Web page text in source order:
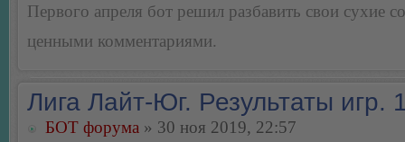
Первого апреля бот решил разбавить свои сухие
ценными комментариями.
Лига Лайт-Юг. Результаты игр.
БОТ форума » 30 ноя 2019, 22:57